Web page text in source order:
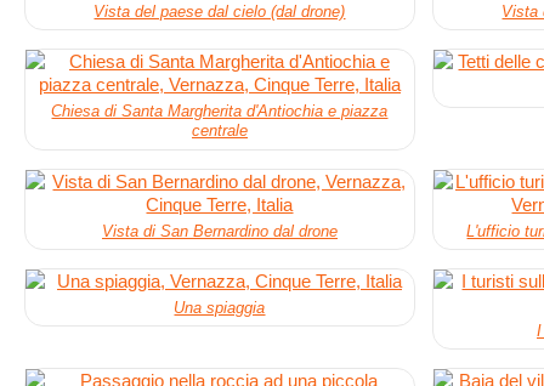
Vista del paese dal cielo (dal drone) Vista
Chiesa di Santa Margherita d'Antiochia e piazza
centrale
Vista di San Bernardino dal drone L'ufficio
Una spiaggia
I